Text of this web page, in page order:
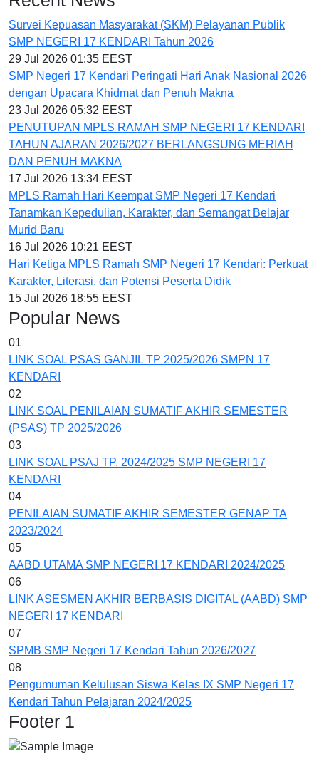
Survei Kepuasan Masyarakat (SKM) Pelayanan Publik
SMP NEGERI 17 KENDARI Tahun 2026
29 Jul 2026 01:35 EEST
SMP Negeri 17 Kendari Peringati Hari Anak Nasional 2026
dengan Upacara Khidmat dan Penuh Makna
23 Jul 2026 05:32 EEST
PENUTUPAN MPLS RAMAH SMP NEGERI 17 KENDARI
TAHUN AJARAN 2026/2027 BERLANGSUNG MERIAH
DAN PENUH MAKNA
17 Jul 2026 13:34 EEST
MPLS Ramah Hari Keempat SMP Negeri 17 Kendari
Tanamkan Kepedulian, Karakter, dan Semangat Belajar
Murid Baru
16 Jul 2026 10:21 EEST
Hari Ketiga MPLS Ramah SMP Negeri 17 Kendari: Perkuat
Karakter, Literasi, dan Potensi Peserta Didik
15 Jul 2026 18:55 EEST
Popular News
01
LINK SOAL PSAS GANJIL TP 2025/2026 SMPN 17
KENDARI
02
LINK SOAL PENILAIAN SUMATIF AKHIR SEMESTER
(PSAS) TP 2025/2026
03
LINK SOAL PSAJ TP. 2024/2025 SMP NEGERI 17
KENDARI
04
PENILAIAN SUMATIF AKHIR SEMESTER GENAP TA
2023/2024
05
AABD UTAMA SMP NEGERI 17 KENDARI 2024/2025
06
LINK ASESMEN AKHIR BERBASIS DIGITAL (AABD) SMP
NEGERI 17 KENDARI
07
SPMB SMP Negeri 17 Kendari Tahun 2026/2027
08
Pengumuman Kelulusan Siswa Kelas IX SMP Negeri 17
Kendari Tahun Pelajaran 2024/2025
Footer 1